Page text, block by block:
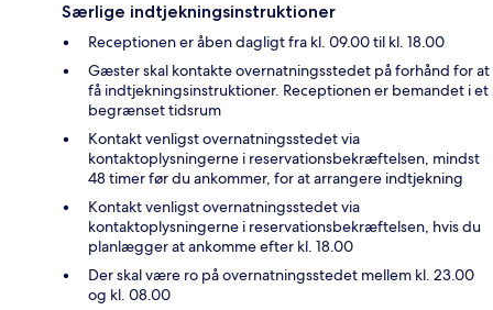
Særlige indtjekningsinstruktioner
Receptionen er åben dagligt fra kl. 09.00 til kl. 18.00
Gæster skal kontakte overnatningsstedet på forhånd for at
få indtjekningsinstruktioner. Receptionen er bemandet i et
begrænset tidsrum
Kontakt venligst overnatningsstedet via
kontaktoplysningerne i reservationsbekræftelsen, mindst
48 timer før du ankommer, for at arrangere indtjekning
Kontakt venligst overnatningsstedet via
kontaktoplysningerne i reservationsbekræftelsen, hvis du
planlægger at ankomme efter kl. 18.00
Der skal være ro på overnatningsstedet mellem kl. 23.00
og kl. 08.00